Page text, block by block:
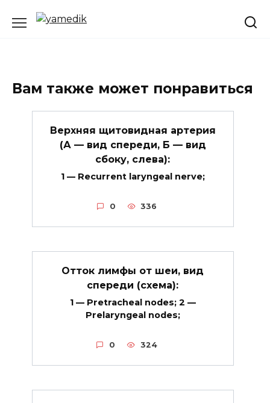
Вам также может понравиться
Верхняя щитовидная артерия
(А — вид спереди, Б — вид
сбоку, слева):
1 — Recurrent laryngeal nerve;
0 336
Отток лимфы от шеи, вид
спереди (схема):
1 — Pretracheal nodes; 2 —
Prelaryngeal nodes;
0 324